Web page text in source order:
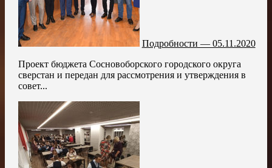
Подробности — 05.11.2020
Проект бюджета Сосновоборского городского округа
сверстан и передан для рассмотрения и утверждения в
совет...